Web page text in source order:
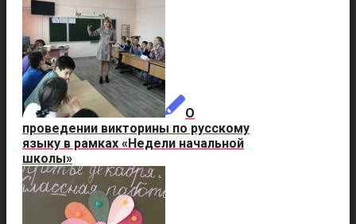
О
проведении викторины по русскому
языку в рамках «Недели начальной
школы»